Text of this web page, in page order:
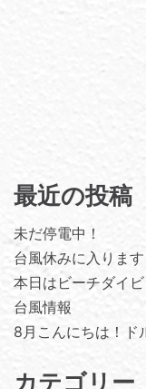
最近の投稿
未だ停電中！
台風休みに入ります
本日はビーチダイ
台風情報
8月こんにちは！ド
カテゴリー